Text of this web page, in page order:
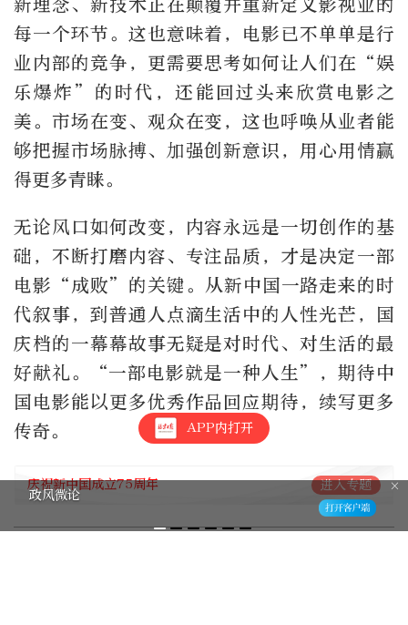
新理念、新技术正在颠覆并重新定义影视业的
每一个环节。这也意味着，电影已不单单是行
业内部的竞争，更需要思考如何让人们在“娱
乐爆炸”的时代，还能回过头来欣赏电影之
美。市场在变、观众在变，这也呼唤从业者能
够把握市场脉搏、加强创新意识，用心用情赢
得更多青睐。
无论风口如何改变，内容永远是一切创作的基
础，不断打磨内容、专注品质，才是决定一部
电影“成败”的关键。从新中国一路走来的时
代叙事，到普通人点滴生活中的人性光芒，国
庆档的一幕幕故事无疑是对时代、对生活的最
好献礼。“一部电影就是一种人生”，期待中
国电影能以更多优秀作品回应期待，续写更多
传奇。
庆祝新中国成立75周年 进入专题
APP内打开
政风微论